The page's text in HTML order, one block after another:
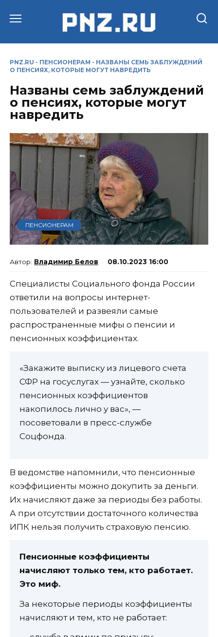
PNZ.RU - ПЕНСИОНЕРАМ - НАЗВАНЫ СЕМЬ ЗАБЛУЖДЕНИЙ
О ПЕНСИЯХ, КОТОРЫЕ МОГУТ НАВРЕДИТЬ
Названы семь заблуждений
о пенсиях, которые могут
навредить
ПЕНСИОНЕРАМ
Владимир Белов 08.10.2023 16:00
Специалисты Социального фонда России
ответили на вопросы интернет-
пользователей и развеяли самые
распространенные мифы о пенсии и
пенсионных коэффициентах.
«Закажите выписку из лицевого счета
СФР на госуслугах — узнайте, сколько
пенсионных коэффициентов
накопилось лично у вас», —
посоветовали в пресс-службе
Соцфонда.
В ведомстве напомнили, что пенсионные
коэффициенты можно докупить за деньги.
Их начисляют даже за периоды без работы.
А при отсутствии достаточного количества
ИПК нельзя получить страховую пенсию.
Пенсионные коэффициенты
начисляют только тем, кто работает.
Это миф.
За некоторые периоды коэффициенты
начисляют и тем, кто не работает: